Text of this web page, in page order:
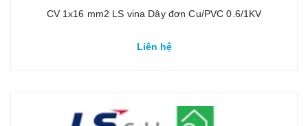
CV 1x16 mm2 LS vina Dây đơn Cu/PVC 0.6/1KV
Liên hệ